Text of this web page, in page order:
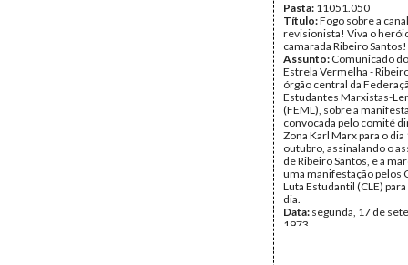
Pasta: 11051.050
Título:Fogo sobre a
revisionista! Viva o
camarada Ribeiro Santos!
Assunto: Comunicado
Estrela Vermelha -
órgão central da
Estudantes Marxistas-
(FEML), sobre a
convocada pelo comité
Zona Karl Marx para o dia
outubro, assinalando o
de Ribeiro Santos, e a
uma manifestação pelos
Luta Estudantil (CLE)
dia.
Data: segunda, 17 de
1973